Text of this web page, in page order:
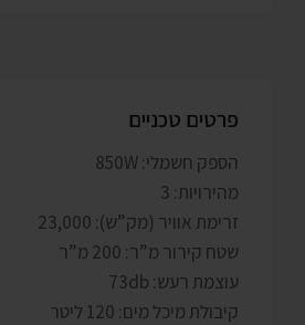
פרטים טכניים
הספק חשמלי: 850W
מהירויות: 3
זרימת אוויר (מק”ש): 23,000
שטח קירור מ”ר: 200 מ”ר
עוצמת רעש: 73db
קיבולת מיכל מים: 120 ליטר